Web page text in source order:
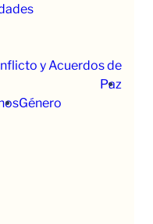
y Acuerdos de
Paz
Género